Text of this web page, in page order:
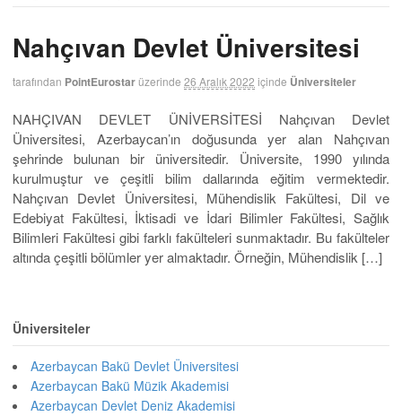
Nahçıvan Devlet Üniversitesi
tarafından PointEurostarüzerinde 26 Aralık 2022 içinde Üniversiteler
NAHÇIVAN DEVLET ÜNİVERSİTESİ Nahçıvan Devlet
Üniversitesi, Azerbaycan’ın doğusunda yer alan Nahçıvan
şehrinde bulunan bir üniversitedir. Üniversite, 1990 yılında
kurulmuştur ve çeşitli bilim dallarında eğitim vermektedir.
Nahçıvan Devlet Üniversitesi, Mühendislik Fakültesi, Dil ve
Edebiyat Fakültesi, İktisadi ve İdari Bilimler Fakültesi, Sağlık
Bilimleri Fakültesi gibi farklı fakülteleri sunmaktadır. Bu fakülteler
altında çeşitli bölümler yer almaktadır. Örneğin, Mühendislik […]
Üniversiteler
Azerbaycan Bakü Devlet Üniversitesi
Azerbaycan Bakü Müzik Akademisi
Azerbaycan Devlet Deniz Akademisi